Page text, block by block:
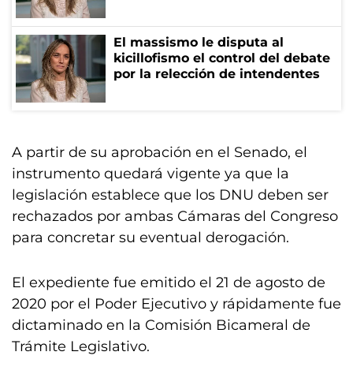
El massismo le disputa al
kicillofismo el control del debate
por la relección de intendentes
A partir de su aprobación en el Senado, el
instrumento quedará vigente ya que la
legislación establece que los DNU deben ser
rechazados por ambas Cámaras del Congreso
para concretar su eventual derogación.
El expediente fue emitido el 21 de agosto de
2020 por el Poder Ejecutivo y rápidamente fue
dictaminado en la Comisión Bicameral de
Trámite Legislativo.